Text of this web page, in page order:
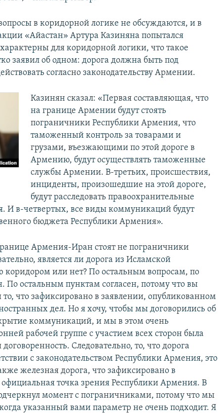
в коридорной логике не обсуждаются, и в
«Айастан» Артура Казиняна попытался
для коридорной логики, что такое
заявил об одном: дорога должна быть под
согласно законодательству Армении.
Казинян сказал: «Первая составляющая, что
на границе Армении будут стоять
пограничники Республики Армения, что
таможенный контроль за товарами и
грузами, въезжающими по этой дороге в
Армению, будут осуществлять таможенные
службы Армении. В-третьих, происшествия,
инциденты, произошедшие на этой дороге,
будут расследовать правоохранительные
И в-четвертых, все виды коммуникаций будут
бюджета Республики Армения».
Армения-Иран стоят не пограничники
является ли дорога из Исламской
или нет? По остальным вопросам, по
По остальным пунктам согласен, потому что вы
что зафиксировано в заявлении, опубликованном
дел. Но я хочу, чтобы мы договорились об
коммуникаций, и мы в этом очень
рабочей группе с участием всех сторон была
Следовательно, то, что дорога
с законодательством Республики Армения, это
железная дорога, что зафиксировано в
точка зрения Республики Армения. В
момент с пограничниками, потому что мы
указанный вами параметр не очень подходит. Я